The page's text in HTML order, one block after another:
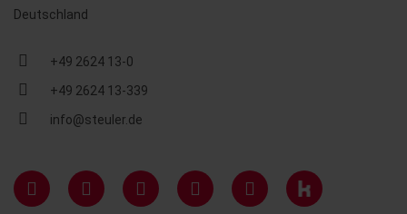
Deutschland
+49 2624 13-0
+49 2624 13-339
info@steuler.de